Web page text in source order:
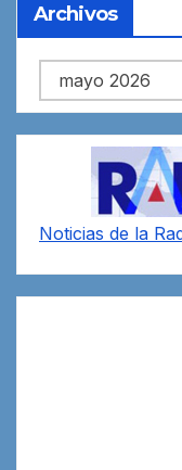
Archivos
Archivos
Noticias de la